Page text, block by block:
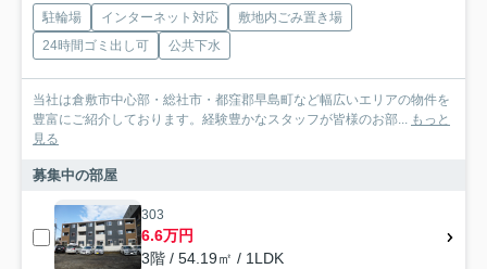
駐輪場 インターネット対応
敷地内ごみ置き場
24時間ゴミ出し可
公共下水
当社は倉敷市中心部・総社市・都窪郡早島町など幅広いエリアの物件を
豊富にご紹介しております。経験豊かなスタッフが皆様のお部... もっと
見る
募集中の部屋
303
6.6万円
3階 / 54.19㎡ / 1LDK